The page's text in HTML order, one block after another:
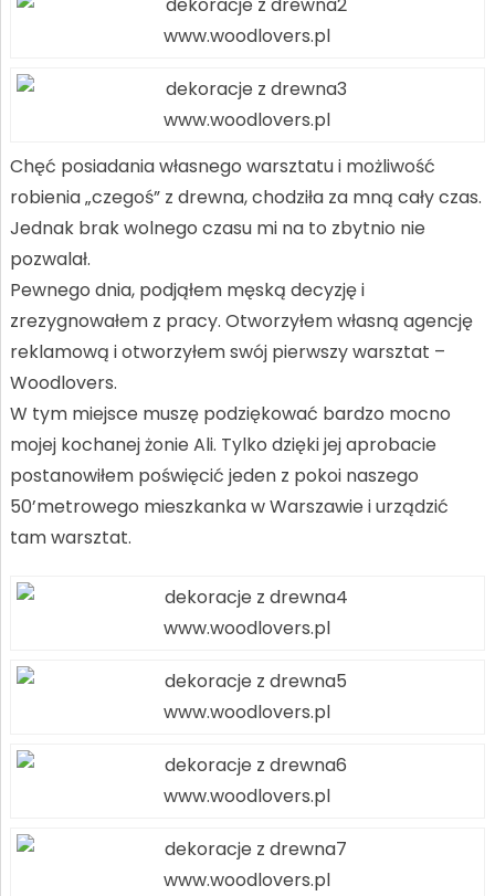
www.woodlovers.pl
www.woodlovers.pl
Chęć posiadania własnego warsztatu i możliwość
robienia „czegoś” z drewna, chodziła za mną cały czas.
Jednak brak wolnego czasu mi na to zbytnio nie
pozwalał.
Pewnego dnia, podjąłem męską decyzję i
zrezygnowałem z pracy. Otworzyłem własną agencję
reklamową i otworzyłem swój pierwszy warsztat –
Woodlovers.
W tym miejsce muszę podziękować bardzo mocno
mojej kochanej żonie Ali. Tylko dzięki jej aprobacie
postanowiłem poświęcić jeden z pokoi naszego
50’metrowego mieszkanka w Warszawie i urządzić
tam warsztat.
www.woodlovers.pl
www.woodlovers.pl
www.woodlovers.pl
www.woodlovers.pl